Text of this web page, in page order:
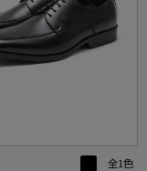
全1色